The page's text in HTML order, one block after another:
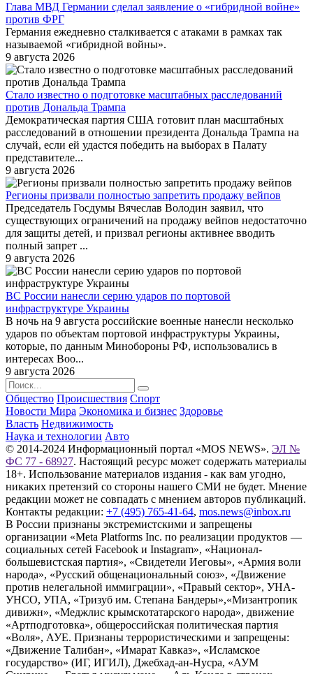
Глава МВД Германии сделал заявление о «гибридной войне»
против ФРГ
Германия ежедневно сталкивается с атаками в рамках так
называемой «гибридной войны».
9 августа 2026
Стало известно о подготовке масштабных расследований
против Дональда Трампа
Демократическая партия США готовит план масштабных
расследований в отношении президента Дональда Трампа на
случай, если ей удастся победить на выборах в Палату
представителе...
9 августа 2026
Регионы призвали полностью запретить продажу вейпов
Председатель Госдумы Вячеслав Володин заявил, что
существующих ограничений на продажу вейпов недостаточно
для защиты детей, и призвал регионы активнее вводить
полный запрет ...
9 августа 2026
ВС России нанесли серию ударов по портовой
инфраструктуре Украины
В ночь на 9 августа российские военные нанесли несколько
ударов по объектам портовой инфраструктуры Украины,
которые, по данным Минобороны РФ, использовались в
интересах Воо...
9 августа 2026
Общество Происшествия Спорт
Новости Мира Экономика и бизнес Здоровье
Власть Недвижимость
Наука и технологии Авто
© 2014-2024 Информационный портал «MOS NEWS». ЭЛ №
ФС 77 - 68927. Настоящий ресурс может содержать материалы
18+. Использование материалов издания - как вам угодно,
никаких претензий со стороны нашего СМИ не будет. Мнение
редакции может не совпадать с мнением авторов публикаций.
Контакты редакции: +7 (495) 765-41-64, mos.news@inbox.ru
В России признаны экстремистскими и запрещены
организации «Meta Platforms Inc. по реализации продуктов —
социальных сетей Facebook и Instagram», «Национал-
большевистская партия», «Свидетели Иеговы», «Армия воли
народа», «Русский общенациональный союз», «Движение
против нелегальной иммиграции», «Правый сектор», УНА-
УНСО, УПА, «Тризуб им. Степана Бандеры»,«Мизантропик
дивижн», «Меджлис крымскотатарского народа», движение
«Артподготовка», общероссийская политическая партия
«Воля», АУЕ. Признаны террористическими и запрещены:
«Движение Талибан», «Имарат Кавказ», «Исламское
государство» (ИГ, ИГИЛ), Джебхад-ан-Нусра, «АУМ